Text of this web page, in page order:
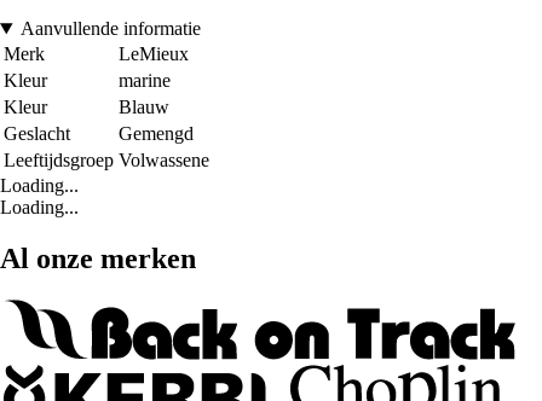
Aanvullende informatie
Merk
LeMieux
Kleur
marine
Kleur
Blauw
Geslacht
Gemengd
Leeftijdsgroep Volwassene
Loading...
Loading...
Al onze merken